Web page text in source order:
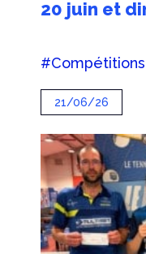
20 juin et
#Compétitions
21/06/26